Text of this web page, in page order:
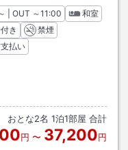
イン
| OUT チェックアウト
～11:00
和室
き
禁煙
払い
おとな2名 1泊1部屋 合計
円 〜 37,200円